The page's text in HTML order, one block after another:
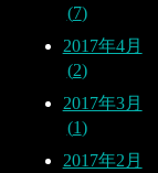
7
2017年4月
2
2017年3月
1
2017年2月